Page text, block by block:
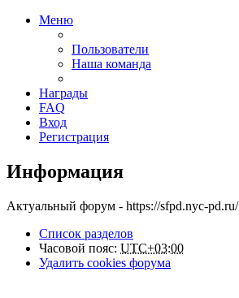
Меню
Пользователи
Наша команда
Награды
FAQ
Вход
Регистрация
Информация
Актуальный форум - https://sfpd.nyc-pd.ru/
Список разделов
Часовой пояс: UTC+03:00
Удалить cookies форума